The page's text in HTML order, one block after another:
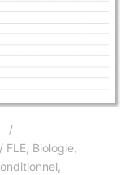
FLE, Biologie,
,